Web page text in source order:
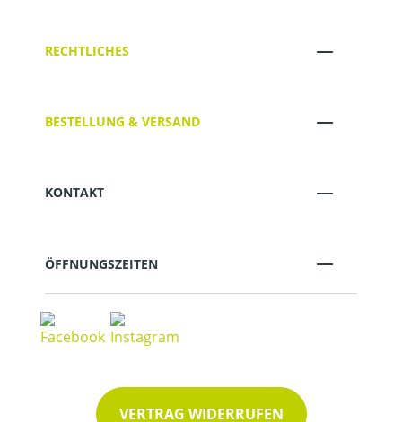
RECHTLICHES
BESTELLUNG & VERSAND
KONTAKT
ÖFFNUNGSZEITEN
VERTRAG WIDERRUFEN